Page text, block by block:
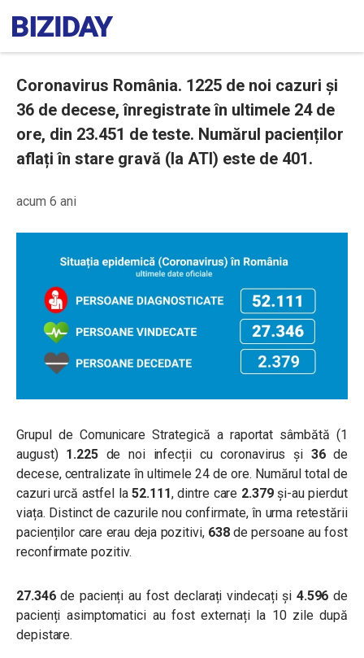
Coronavirus România. 1225 de noi cazuri și
36 de decese, înregistrate în ultimele 24 de
ore, din 23.451 de teste. Numărul pacienților
aflați în stare gravă (la ATI) este de 401.
acum 6 ani
Grupul de Comunicare Strategică a raportat sâmbătă (1
august) 1.225 de noi infecții cu coronavirus și 36 de
decese, centralizate în ultimele 24 de ore. Numărul total de
cazuri urcă astfel la52.111, dintre care 2.379și-au pierdut
viața. Distinct de cazurile nou confirmate, în urma retestării
pacienților care erau deja pozitivi, 638de persoane au fost
reconfirmate pozitiv.
27.346de pacienți au fost declarați vindecați și 4.596 de
pacienți asimptomatici au fost externați la 10 zile după
depistare.